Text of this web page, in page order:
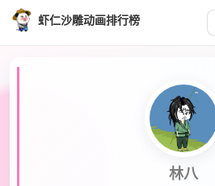
虾仁沙雕动画排行榜
林八